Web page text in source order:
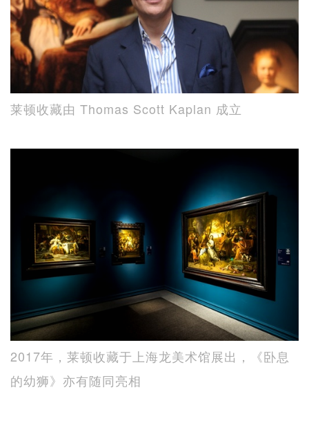
莱顿收藏由 Thomas Scott Kaplan 成立
2017年，莱顿收藏于上海龙美术馆展出，《卧息
的幼狮》亦有随同亮相